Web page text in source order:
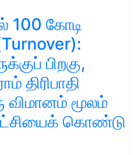
100 கோடி
பிறகு,
திரிபாதி
விமானம் மூலம்
கொண்டு